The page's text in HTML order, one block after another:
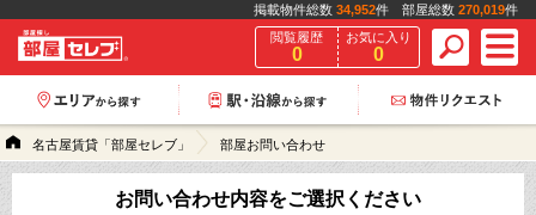
掲載物件総数 34,952件 部屋総数 270,019件
閲覧履歴
0
お気に入り
0
名古屋賃貸「部屋セレブ」 部屋お問い合わせ
お問い合わせ内容をご選択ください